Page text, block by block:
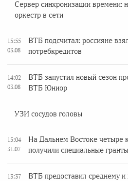
Сервер синхронизации времени:
оркестр в сети
15:55
03.08
ВТБ подсчитал: россияне
потребкредитов
14:02
03.08
ВТБ запустил новый сезон
ВТБ Юниор
УЗИ сосудов головы
15:04
31.07
На Дальнем Востоке четыре
получили специальные
13:37
ВТБ предоставил среднему